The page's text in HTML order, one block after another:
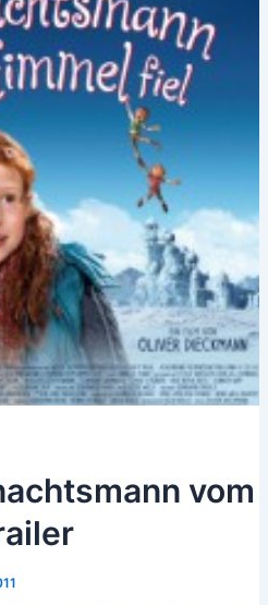
vom